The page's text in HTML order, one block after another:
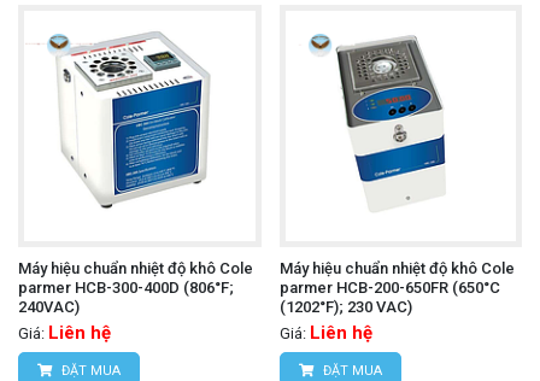
Máy hiệu chuẩn nhiệt độ khô Cole
parmer HCB-300-400D (806°F;
240VAC)
Giá: Liên hệ
ĐẶT MUA
Máy hiệu chuẩn nhiệt độ khô Cole
parmer HCB-200-650FR (650°C
(1202°F); 230 VAC)
Giá: Liên hệ
ĐẶT MUA